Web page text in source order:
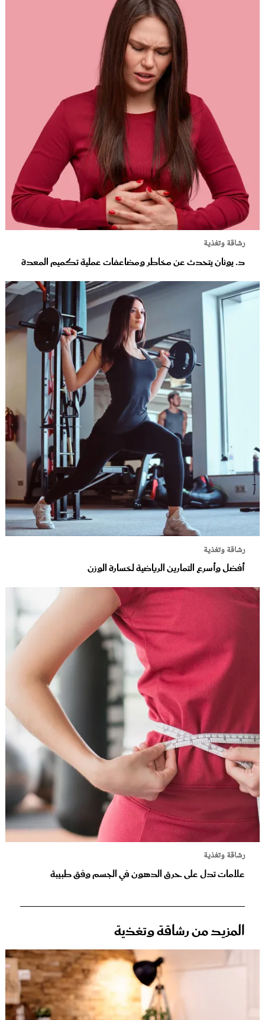
رشاقة وتغذية
د. يونان يتحدث عن مخاطر ومضاعفات عملية تكميم المعدة
رشاقة وتغذية
أفضل وأسرع التمارين الرياضية لخسارة الوزن
رشاقة وتغذية
علامات تدل على حرق الدهون في الجسم وفق طبيبة
المزيد من رشاقة وتغذية